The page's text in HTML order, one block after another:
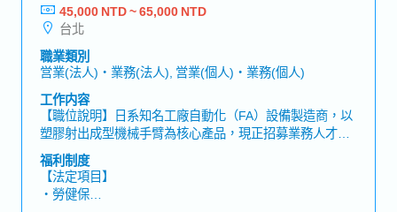
45,000 NTD ~ 65,000 NTD
台北
職業類別
営業(法人)・業務(法人), 営業(個人)・業務(個人)
工作内容
【職位說明】日系知名工廠自動化（FA）設備製造商，以
塑膠射出成型機械手臂為核心產品，現正招募業務人才！
【工作內容】・維護既有客戶關係，並進行提案型業務・
運用休眠客戶名單等資源，開發新客戶・依據客戶需求提
出最適合的產品方案・製作報價單・管理產品交期及出貨
時程・拜訪客戶並進行業務洽談【補充資訊】・提供公司
福利制度
【法定項目】
・勞健保